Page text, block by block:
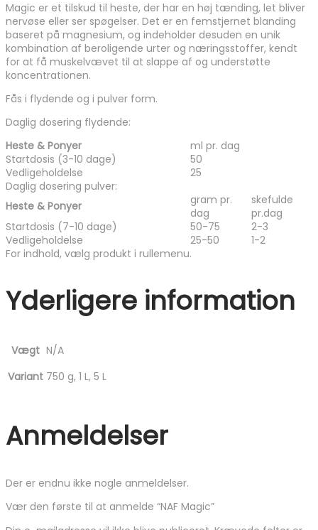
Magic er et tilskud til heste, der har en høj tænding, let bliver
nervøse eller ser spøgelser. Det er en femstjernet blanding
baseret på magnesium, og indeholder desuden en unik
kombination af beroligende urter og næringsstoffer, kendt
for at få muskelvævet til at slappe af og understøtte
koncentrationen.
Fås i flydende og i pulver form.
Daglig dosering flydende:
Heste & Ponyer
ml pr. dag
Startdosis (3-10 dage)
50
Vedligeholdelse
25
Daglig dosering pulver:
Heste & Ponyer
gram pr.
dag
skefulde
pr.dag
Startdosis (7-10 dage)
50-75
2-3
Vedligeholdelse
25-50
1-2
For indhold, vælg produkt i rullemenu.
Yderligere information
Vægt N/A
Variant 750 g, 1 L, 5 L
Anmeldelser
Der er endnu ikke nogle anmeldelser.
Vær den første til at anmelde “NAF Magic”